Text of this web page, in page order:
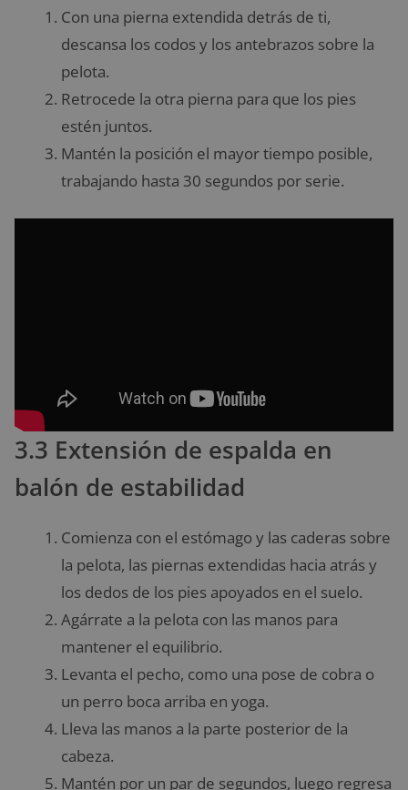
Con una pierna extendida detrás de ti,
descansa los codos y los antebrazos sobre la
pelota.
Retrocede la otra pierna para que los pies
estén juntos.
Mantén la posición el mayor tiempo posible,
trabajando hasta 30 segundos por serie.
3.3 Extensión de espalda en
balón de estabilidad
Comienza con el estómago y las caderas sobre
la pelota, las piernas extendidas hacia atrás y
los dedos de los pies apoyados en el suelo.
Agárrate a la pelota con las manos para
mantener el equilibrio.
Levanta el pecho, como una pose de cobra o
un perro boca arriba en yoga.
Lleva las manos a la parte posterior de la
cabeza.
Mantén por un par de segundos, luego regresa